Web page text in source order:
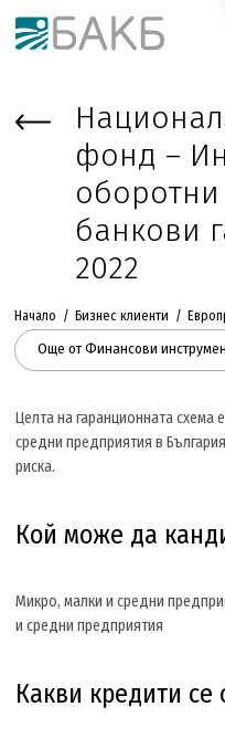
Към основното съдържание
фонд –
банкови
2022
Начало Бизнес клиенти
Още от Финансови
Целта на гаранционната схема
средни предприятия в
риска.
Кой може да
Микро, малки и средни
и средни предприятия
Какви кредити се